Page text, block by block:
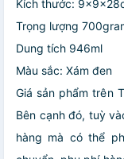
Kích thước:
Trọng lượng
Dung tích 946ml
Màu sắc: Xám đen
Giá sản phẩm trên
Bên cạnh đó, tuỳ
hàng mà có thể